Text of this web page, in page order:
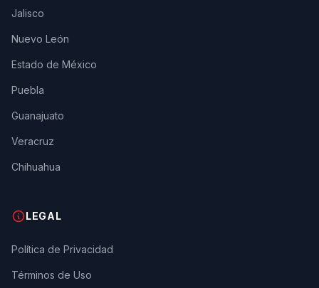
Jalisco
Nuevo León
Estado de México
Puebla
Guanajuato
Veracruz
Chihuahua
LEGAL
Política de Privacidad
Términos de Uso